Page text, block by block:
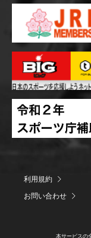
利用規約
お問い合わせ
本サービスの